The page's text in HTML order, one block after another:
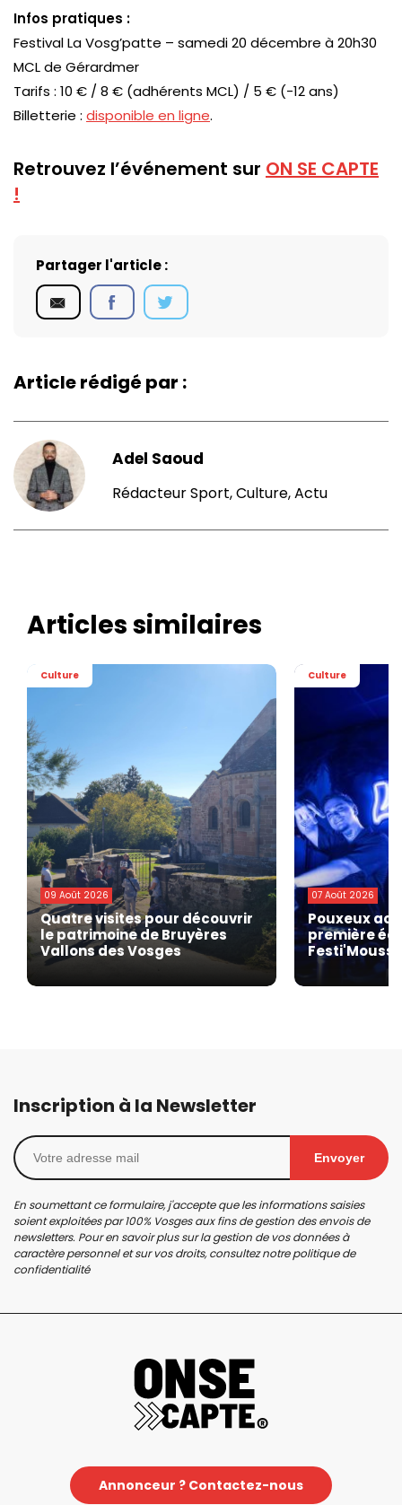
Infos pratiques :
Festival La Vosg’patte – samedi 20 décembre à 20h30
MCL de Gérardmer
Tarifs : 10 € / 8 € (adhérents MCL) / 5 € (-12 ans)
Billetterie : disponible en ligne.
Retrouvez l’événement sur ON SE CAPTE
!
Partager l'article :
Article rédigé par :
Adel Saoud
Rédacteur Sport, Culture, Actu
Articles similaires
Culture
09 Août 2026
Quatre visites pour découvrir
le patrimoine de Bruyères
Vallons des Vosges
Culture
07 Août 2026
Pouxeux
première
Inscription à la Newsletter
Envoyer
En soumettant ce formulaire, j'accepte que les informations saisies
soient exploitées par 100% Vosges aux fins de gestion des envois de
newsletters. Pour en savoir plus sur la gestion de vos données à
caractère personnel et sur vos droits, consultez notrepolitique de
confidentialité
Annonceur ? Contactez-nous